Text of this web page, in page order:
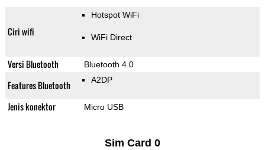
Ciri wifi
Hotspot WiFi
WiFi Direct
Versi Bluetooth Bluetooth 4.0
Features Bluetooth A2DP
Jenis konektor Micro USB
Sim Card 0